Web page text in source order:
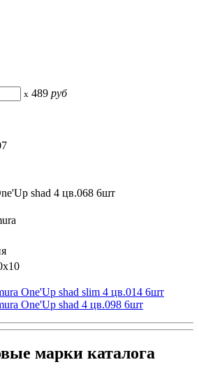
x 489 руб
shad 4 цв.068 6шт
One'Up shad slim 4 цв.014 6шт
One'Up shad 4 цв.098 6шт
марки каталога